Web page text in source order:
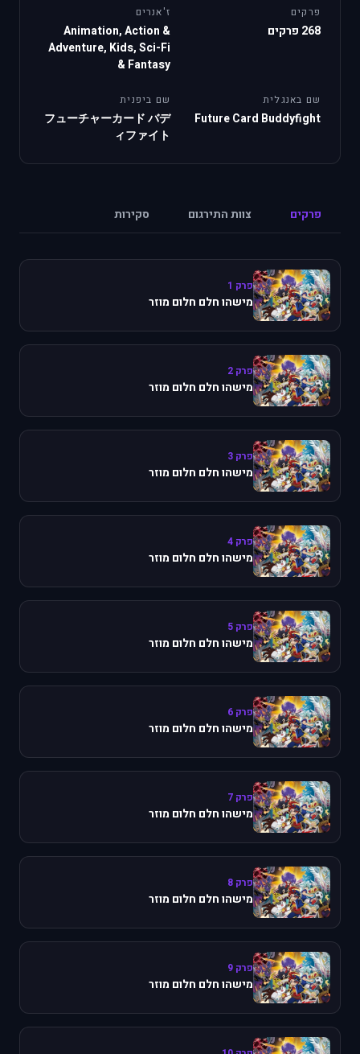
פרקים
268 פרקים
ז'אנרים
Animation, Action &
Adventure, Kids, Sci-Fi
& Fantasy
שם באנגלית
Future Card Buddyfight
שם ביפנית
フューチャーカード バデ
ィファイト
פרקים צוות התירגום סקירות
פרק 1
מישהו חלם חלום מוזר
פרק 2
מישהו חלם חלום מוזר
פרק 3
מישהו חלם חלום מוזר
פרק 4
מישהו חלם חלום מוזר
פרק 5
מישהו חלם חלום מוזר
פרק 6
מישהו חלם חלום מוזר
פרק 7
מישהו חלם חלום מוזר
פרק 8
מישהו חלם חלום מוזר
פרק 9
מישהו חלם חלום מוזר